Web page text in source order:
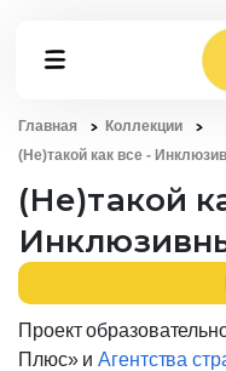
Главная
Коллекции
(Не)такой как все -
(Не)такой
Проект
Плюс» иАгентства